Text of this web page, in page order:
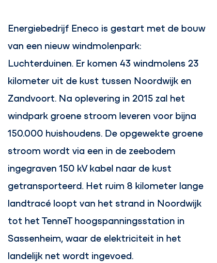
Energiebedrijf Eneco is gestart met de bouw
van een nieuw windmolenpark:
Luchterduinen. Er komen 43 windmolens 23
kilometer uit de kust tussen Noordwijk en
Zandvoort. Na oplevering in 2015 zal het
windpark groene stroom leveren voor bijna
150.000 huishoudens. De opgewekte groene
stroom wordt via een in de zeebodem
ingegraven 150 kV kabel naar de kust
getransporteerd. Het ruim 8 kilometer lange
landtracé loopt van het strand in Noordwijk
tot het TenneT hoogspanningsstation in
Sassenheim, waar de elektriciteit in het
landelijk net wordt ingevoed.